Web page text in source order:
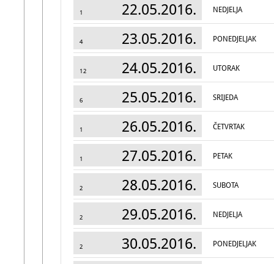
1 22.05.2016. NEDJELJA
4 23.05.2016. PONEDJELJAK
12 24.05.2016. UTORAK
6 25.05.2016. SRIJEDA
1 26.05.2016. ČETVRTAK
1 27.05.2016. PETAK
2 28.05.2016. SUBOTA
2 29.05.2016. NEDJELJA
2 30.05.2016. PONEDJELJAK